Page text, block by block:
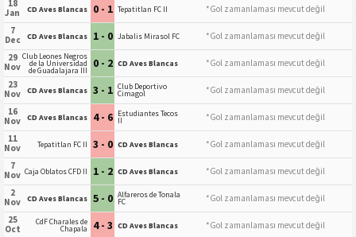
18
Jan
CD Aves Blancas 0 - 1 Tepatitlan FC II
*Gol zamanlaması mevcut değil
7
Dec
CD Aves Blancas 1 - 0 Jabalis Mirasol FC
*Gol zamanlaması mevcut değil
29
Nov
Club Leones Negros
de la Universidad
de Guadalajara III 0 - 2 CD Aves Blancas
*Gol zamanlaması mevcut değil
23
Nov
CD Aves Blancas 3 - 1 Club Deportivo
Cimagol
*Gol zamanlaması mevcut değil
16
Nov
CD Aves Blancas 4 - 6 Estudiantes Tecos
II
*Gol zamanlaması mevcut değil
11
Nov
Tepatitlan FC II 3 - 0 CD Aves Blancas
*Gol zamanlaması mevcut değil
7
Nov Caja Oblatos CFD II 1 - 2 CD Aves Blancas
*Gol zamanlaması mevcut değil
2
Nov
CD Aves Blancas 5 - 0 Alfareros de Tonala
FC
*Gol zamanlaması mevcut değil
25
Oct
CdF Charales de
Chapala 4 - 3 CD Aves Blancas
*Gol zamanlaması mevcut değil